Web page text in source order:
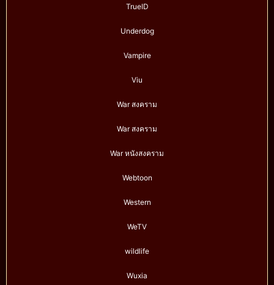
TrueID
Underdog
Vampire
Viu
War สงคราม
War สงคราม
War หนังสงคราม
Webtoon
Western
WeTV
wildlife
Wuxia